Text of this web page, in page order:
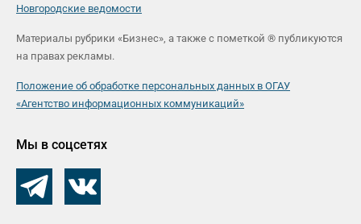
Новгородские ведомости
Материалы рубрики «Бизнес», а также с пометкой ® публикуются
на правах рекламы.
Положение об обработке персональных данных в ОГАУ
«Агентство информационных коммуникаций»
Мы в соцсетях